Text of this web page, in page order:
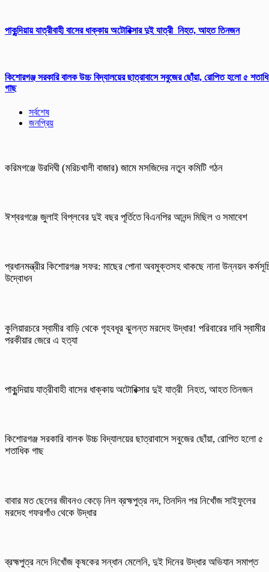
পাকুন্দিয়ায় যাত্রীবাহী বাসের ধাক্কায় অটোরিক্সার দুই যাত্রী নিহত, আহত তিনজন
কিশোরগঞ্জ সরকারি বালক উচ্চ বিদ্যালয়ের ছাত্রাবাসে সবুজের ছোঁয়া, রোপিত হলো ৫
গাছ
সর্বশেষ
জনপ্রিয়
করিমগঞ্জে উরদিঘী (মরিচখালী বাজার) জামে মসজিদের নতুন কমিটি গঠন
ঈশ্বরগঞ্জে জুলাই বিপ্লবের দুই বছর পূর্তিতে বিএনপির আনন্দ মিছিল ও সমাবেশ
প্রধানমন্ত্রীর কিশোরগঞ্জ সফর: মাছের পোনা অবমুক্তসহ থাকছে নানা উন্নয়ন
উদ্বোধন
কুলিয়ারচরে স্বামীর বাড়ি থেকে গৃহবধূর ঝুলন্ত মরদেহ উদ্ধার! পরিবারের দাবি স্বামীর
পরকীয়ার জেরে এ হত্যা
পাকুন্দিয়ায় যাত্রীবাহী বাসের ধাক্কায় অটোরিক্সার দুই যাত্রী নিহত, আহত তিনজন
কিশোরগঞ্জ সরকারি বালক উচ্চ বিদ্যালয়ের ছাত্রাবাসে সবুজের ছোঁয়া, রোপিত হলো ৫
শতাধিক গাছ
বাবার মত ছেলের জীবনও কেড়ে নিল ব্রহ্মপুত্র নদ, তিনদিন পর নিখোঁজ সাইফুলের
মরদেহ গফরগাঁও থেকে উদ্ধার
ব্রহ্মপুত্র নদে নিখোঁজ কৃষকের সন্ধান মেলেনি, দুই দিনের উদ্ধার অভিযান সমাপ্ত